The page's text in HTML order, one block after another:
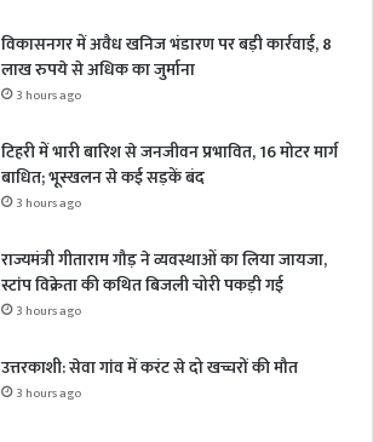
विकासनगर में अवैध खनिज भंडारण पर बड़ी कार्रवाई, 8
लाख रुपये से अधिक का जुर्माना
3 hours ago
टिहरी में भारी बारिश से जनजीवन प्रभावित, 16 मोटर मार्ग
बाधित; भूस्खलन से कई सड़कें बंद
3 hours ago
राज्यमंत्री गीताराम गौड़ ने व्यवस्थाओं का लिया जायजा,
स्टांप विक्रेता की कथित बिजली चोरी पकड़ी गई
3 hours ago
उत्तरकाशी: सेवा गांव में करंट से दो खच्चरों की मौत
3 hours ago